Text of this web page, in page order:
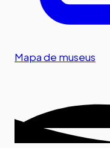
Mapa de museus